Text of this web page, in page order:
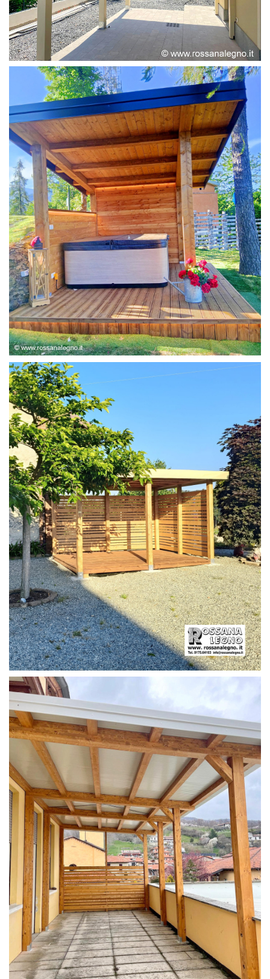
PERGOLA ADOSSATA
STRUTTURA ABETE LAMELLARE, RIVESTIMENTO IN
LARICE,
PERGOLA CON PAVIMENTO E FRANGIVISTA